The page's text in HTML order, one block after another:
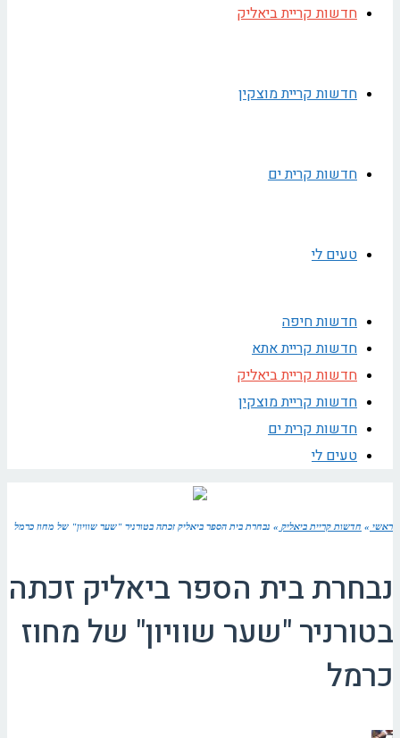
חדשות קריית ביאליק
חדשות קריית מוצקין
חדשות קרית ים
טעים לי
חדשות חיפה
חדשות קריית אתא
חדשות קריית ביאליק
חדשות קריית מוצקין
חדשות קרית ים
טעים לי
ראשי » חדשות קריית ביאליק » נבחרת בית הספר ביאליק זכתה בטורניר "שער שוויון" של מחוז כרמל
נבחרת בית הספר ביאליק זכתה
בטורניר "שער שוויון" של מחוז
כרמל